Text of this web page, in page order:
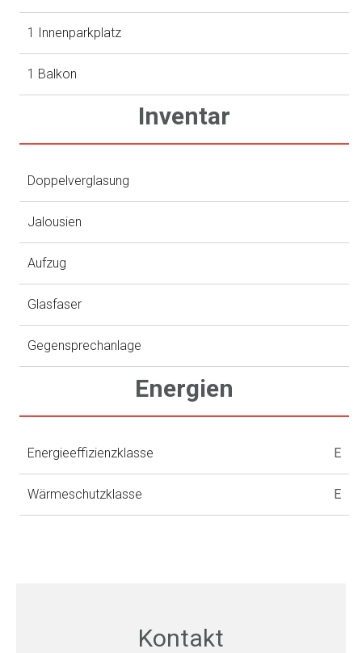
1 Innenparkplatz
1 Balkon
Inventar
Doppelverglasung
Jalousien
Aufzug
Glasfaser
Gegensprechanlage
Energien
Energieeffizienzklasse E
Wärmeschutzklasse E
Kontakt